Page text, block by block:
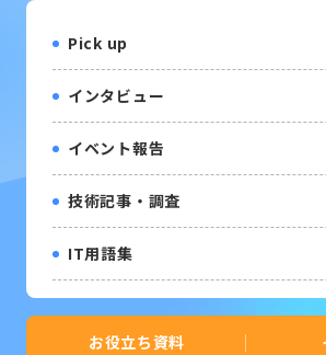
Pick up
インタビュー
イベント報告
技術記事・調査
IT用語集
お役立ち資料